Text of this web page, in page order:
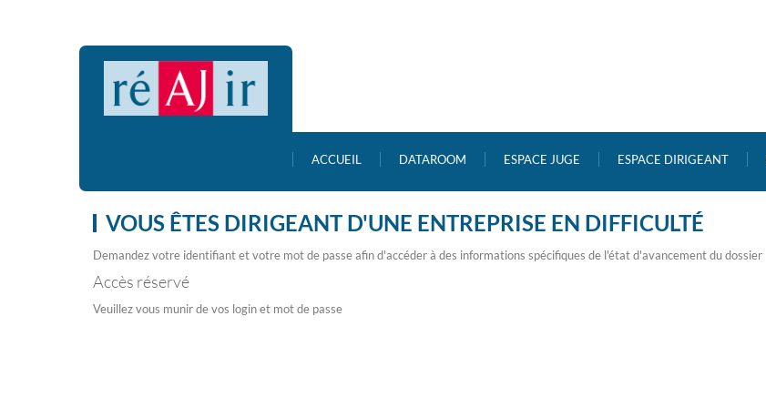
ACCUEIL DATAROOM ESPACE JUGE ESPACE DIRIGEANT
VOUS ÊTES DIRIGEANT D'UNE ENTREPRISE EN DIFFICULTÉ
Demandez votre identifiant et votre mot de passe afin d'accéder à des informations spécifiques de l'état d'avancement du dossier
Accès réservé
Veuillez vous munir de vos login et mot de passe